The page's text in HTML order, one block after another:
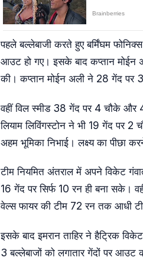
पहले बल्लेबाजी करते हुए बर्मिंघम
आउट हो गए। इसके बाद कप्तान मोईन
की। कप्तान मोईन अली ने 28 गेंद पर
वहीं विल स्मीड 38 गेंद पर 4 चौके
लियाम लिविंगस्टोन ने भी 19 गेंद पर
अहम भूमिका निभाई। लक्ष्य का पीछा
टीम नियमित अंतराल में अपने विकेट
16 गेंद पर सिर्फ 10 रन ही बना सके।
वेल्स फायर की टीम 72 रन तक आधी
इसके बाद इमरान ताहिर ने हैट्रिक
3 बल्लेबाजों को लगातार गेंदों पर आउट